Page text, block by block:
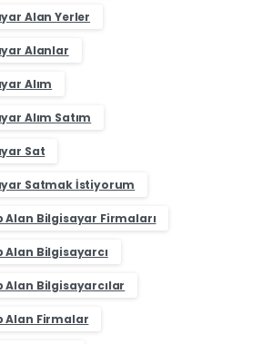
Alan Yerler
Alanlar
Alım
Alım Satım
Sat
Satmak İstiyorum
Alan Bilgisayar Firmaları
Alan Bilgisayarcı
Alan Bilgisayarcılar
Alan Firmalar